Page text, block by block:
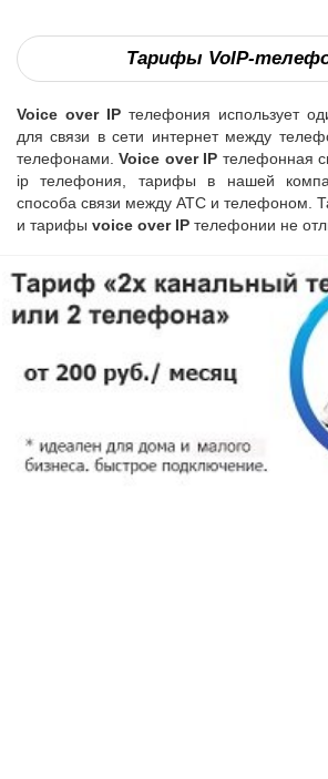
Тарифы VoIP-
Voice over IP телефония использует
для связи в сети интернет между
телефонами.Voice over IP телефонная
ip телефония, тарифы в нашей
способа связи между АТС и телефоном.
и тарифы voice over IP телефонии не